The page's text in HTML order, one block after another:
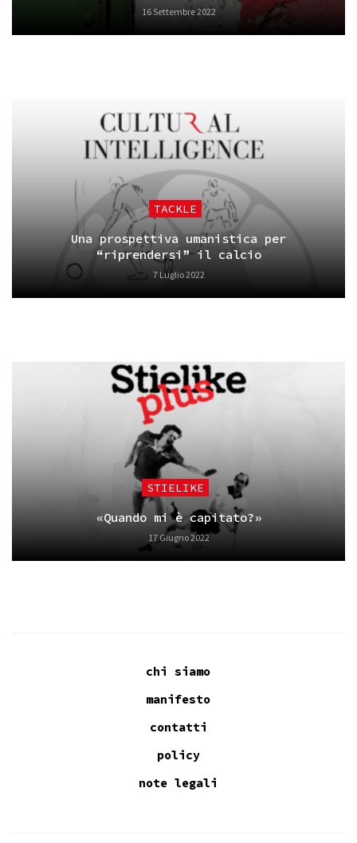
16 Settembre 2022
TACKLE
Una prospettiva umanistica per
“riprendersi” il calcio
7 Luglio 2022
STIELIKE
«Quando mi è capitato?»
17 Giugno 2022
chi siamo
manifesto
contatti
policy
note legali